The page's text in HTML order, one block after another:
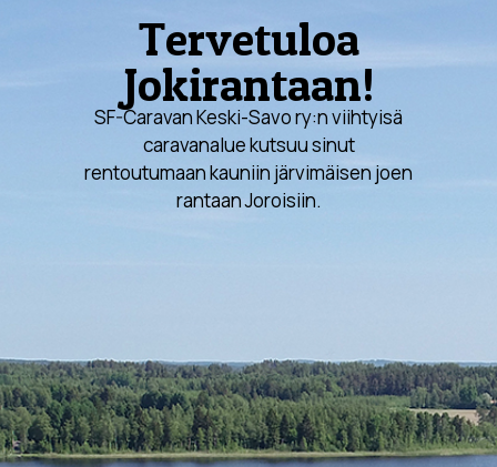
Tervetuloa
Jokirantaan!
SF-Caravan Keski-Savo ry:n viihtyisä
caravanalue kutsuu sinut
rentoutumaan kauniin järvimäisen joen
rantaan Joroisiin.